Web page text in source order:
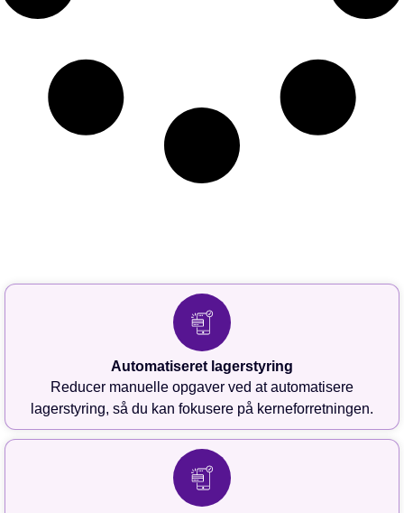
Automatiseret lagerstyring
Reducer manuelle opgaver ved at automatisere
lagerstyring, så du kan fokusere på kerneforretningen.